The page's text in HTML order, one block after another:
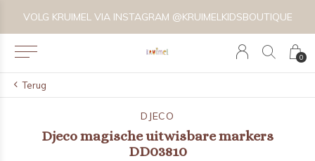
0
VOLG KRUIMEL VIA INSTAGRAM @KRUIMELKIDSBOUTIQUE
Terug
DJECO
Djeco magische uitwisbare markers
DD03810